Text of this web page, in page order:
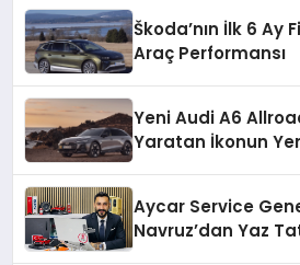
Škoda’nın İlk 6 Ay
Araç Performansı
Yeni Audi A6
Yaratan İkonun
Aycar Service
Navruz’dan Yaz